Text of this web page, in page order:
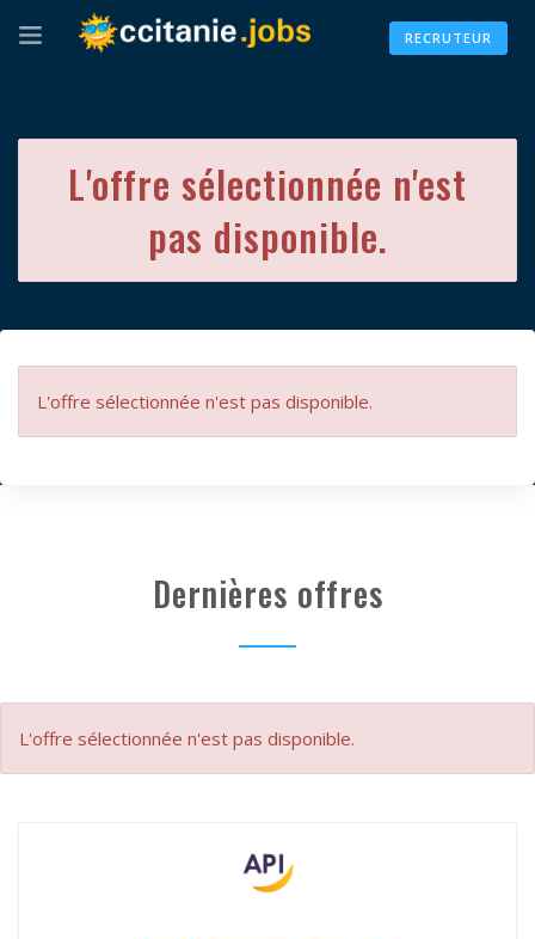
RECRUTEUR
L'offre sélectionnée n'est
pas disponible.
L'offre sélectionnée n'est pas disponible.
Dernières offres
L'offre sélectionnée n'est pas disponible.